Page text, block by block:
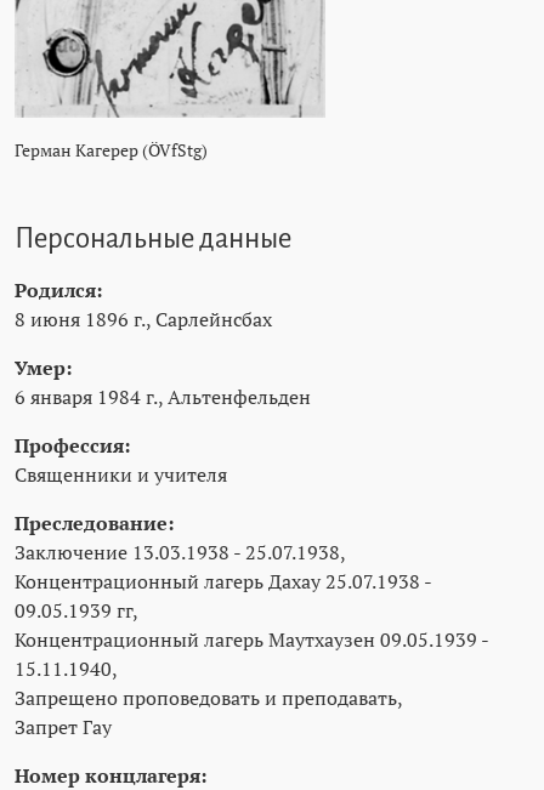
Герман Кагерер (ÖVfStg)
Персональные данные
Родился:
8 июня 1896 г., Сарлейнсбах
Умер:
6 января 1984 г., Альтенфельден
Профессия:
Священники и учителя
Преследование:
Заключение 13.03.1938 - 25.07.1938,
Концентрационный лагерь Дахау 25.07.1938 -
09.05.1939 гг,
Концентрационный лагерь Маутхаузен 09.05.1939 -
15.11.1940,
Запрещено проповедовать и преподавать,
Запрет Гау
Номер концлагеря: